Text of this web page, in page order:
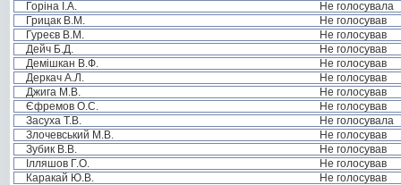
Горіна І.А.
Не голосувала
Грицак В.М.
Не голосував
Гуреєв В.М.
Не голосував
Дейч Б.Д.
Не голосував
Демішкан В.Ф.
Не голосував
Деркач А.Л.
Не голосував
Джига М.В.
Не голосував
Єфремов О.С.
Не голосував
Засуха Т.В.
Не голосувала
Злочевський М.В.
Не голосував
Зубик В.В.
Не голосував
Ілляшов Г.О.
Не голосував
Каракай Ю.В.
Не голосував